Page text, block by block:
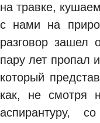
на травке,
с нами на
разговор
пару лет пропал
который
как, не смотря
аспирантуру,